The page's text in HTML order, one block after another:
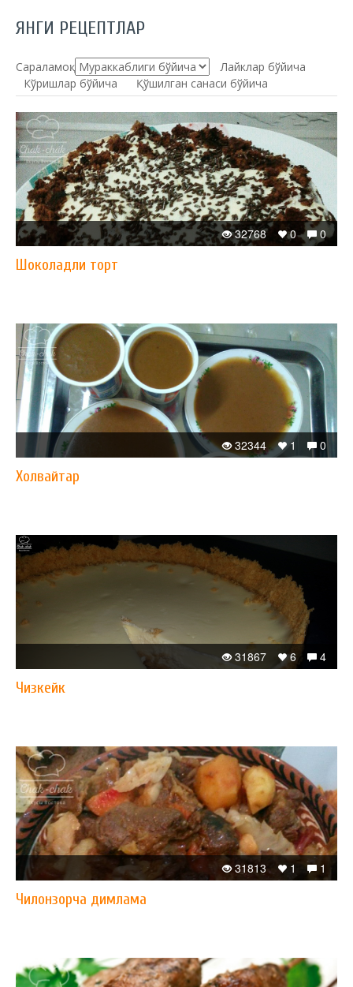
ЯНГИ РЕЦЕПТЛАР
Сараламоқ:
Лайклар бўйича
Кўришлар бўйича
Қўшилган санаси бўйича
0
0
32768
Шоколадли торт
0
1
32344
Xолвайтар
4
6
31867
Чизкейк
1
1
31813
Чилонзорча димлама